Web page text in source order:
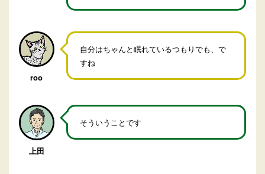
roo
自分はちゃんと眠れているつもりでも、で
すね
上田
そういうことです